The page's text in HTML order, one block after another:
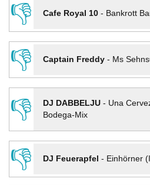
👎
Cafe Royal 10- Bankrott
👎
Captain Freddy- Ms
👎
DJ DABBELJU- Una
Bodega-Mix
👎
DJ Feuerapfel - Einhörner